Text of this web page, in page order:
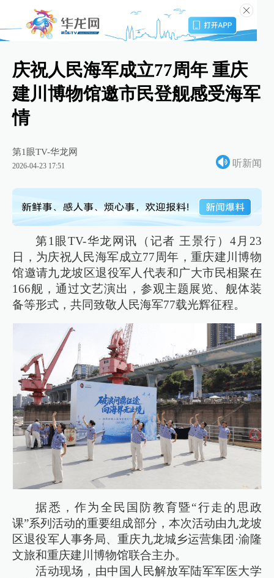
庆祝人民海军成立77周年 重庆
建川博物馆邀市民登舰感受海军
情
第1眼TV-华龙网
2026-04-23 17:51 听新闻
第1眼TV-华龙网讯（记者 王景行）4月23
日，为庆祝人民海军成立77周年，重庆建川博物
馆邀请九龙坡区退役军人代表和广大市民相聚在
166舰，通过文艺演出，参观主题展览、舰体装
备等形式，共同致敬人民海军77载光辉征程。
据悉，作为全民国防教育暨“行走的思政
课”系列活动的重要组成部分，本次活动由九龙坡
区退役军人事务局、重庆九龙城乡运营集团·渝隆
文旅和重庆建川博物馆联合主办。
活动现场，由中国人民解放军陆军军医大学